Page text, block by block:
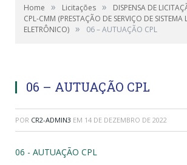
Home » Licitações »
DISPENSA DE
CPL-CMM (PRESTAÇÃO DE SERVIÇO DE SISTEMA
ELETRÔNICO) » 06 – AUTUAÇÃO CPL
06 – AUTUAÇÃO CPL
POR CR2-ADMIN3 EM 14 DE DEZEMBRO DE 2022
06 - AUTUAÇÃO CPL